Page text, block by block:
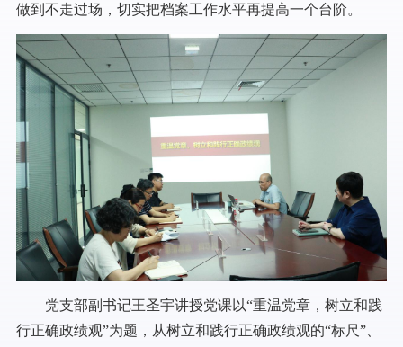
做到不走过场，切实把档案工作水平再提高一个台阶。
党支部副书记王圣宇讲授党课以“重温党章，树立和践
行正确政绩观”为题，从树立和践行正确政绩观的“标尺”、